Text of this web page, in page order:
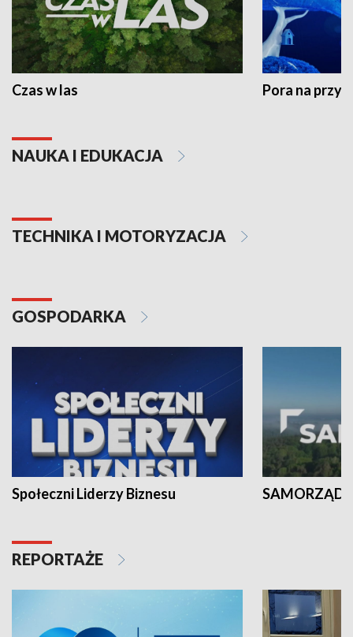
Czas w las Pora na
NAUKA I EDUKACJA
TECHNIKA I MOTORYZACJA
GOSPODARKA
Społeczni Liderzy Biznesu SAMORZĄD
REPORTAŻE